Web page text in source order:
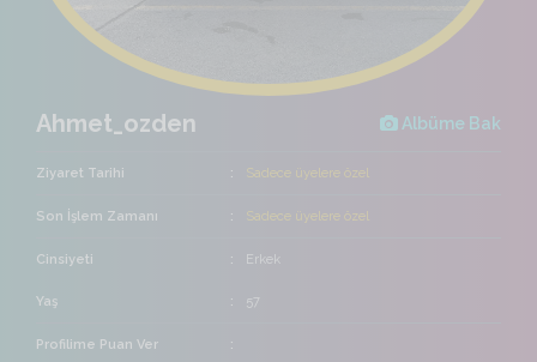
Ahmet_ozden Albüme Bak
Ziyaret Tarihi Sadece üyelere özel
Son İşlem Zamanı Sadece üyelere özel
Cinsiyeti Erkek
Yaş 57
Profilime Puan Ver